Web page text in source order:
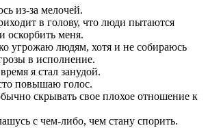
из-за мелочей.
в голову, что люди пытаются
оскорбить меня.
угрожаю людям, хотя и не собираюсь
в исполнение.
я стал занудой.
повышаю голос.
скрывать свое плохое отношение к
с чем-либо, чем стану спорить.